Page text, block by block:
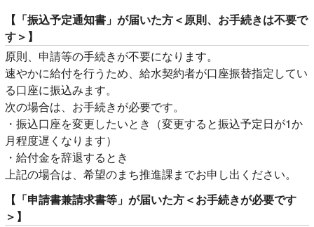
【「振込予定通知書」が届いた方＜原則、お手続きは不要で
す＞】
原則、申請等の手続きが不要になります。
速やかに給付を行うため、給水契約者が口座振替指定してい
る口座に振込みます。
次の場合は、お手続きが必要です。
・振込口座を変更したいとき（変更すると振込予定日が1か
月程度遅くなります）
・給付金を辞退するとき
上記の場合は、希望のまち推進課までお申し出ください。
【「申請書兼請求書等」が届いた方＜お手続きが必要です
＞】